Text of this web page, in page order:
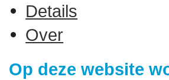
Details
Over
Op deze website